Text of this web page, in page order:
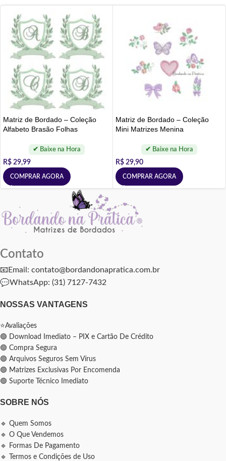
Matriz de Bordado – Coleção
Alfabeto Brasão Folhas
R$ 29,99
COMPRAR AGORA
Matriz de Bordado – Coleção
Mini Matrizes Menina
R$ 29,90
COMPRAR AGORA
Contato
📧Email: contato@bordandonapratica.com.br
💬WhatsApp: (31) 7127-7432
NOSSAS VANTAGENS
⭐Avaliações
🟢 Download Imediato – PIX e Cartão De Crédito
🟢 Compra Segura
🟢 Arquivos Seguros Sem Vírus
🟢 Matrizes Exclusivas Por Encomenda
🟢 Suporte Técnico Imediato
SOBRE NÓS
🔹 Quem Somos
🔹 O Que Vendemos
🔹 Formas De Pagamento
🔹 Termos e Condições de Uso